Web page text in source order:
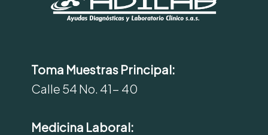
Toma Muestras Principal:
Calle 54 No. 41- 40
Medicina Laboral: